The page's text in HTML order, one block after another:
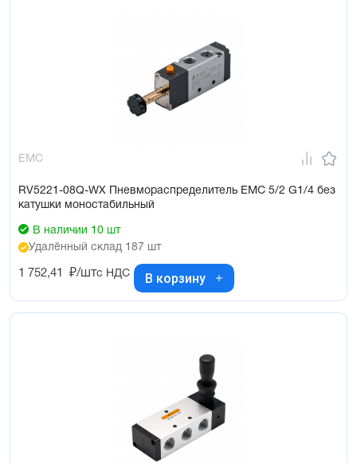
EMC
RV5221-08Q-WX Пневмораспределитель EMC 5/2 G1/4 без
катушки моностабильный
В наличии 10 шт
Удалённый склад 187 шт
1 752,41 ₽/штс НДС В корзину